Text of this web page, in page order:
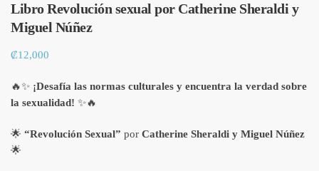
Libro Revolución sexual por Catherine Sheraldi y
Miguel Núñez
₡12,000
🔥✨ ¡Desafía las normas culturales y encuentra la verdad sobre
la sexualidad! ✨🔥
🌟 “Revolución Sexual” por Catherine Sheraldi y Miguel Núñez
🌟